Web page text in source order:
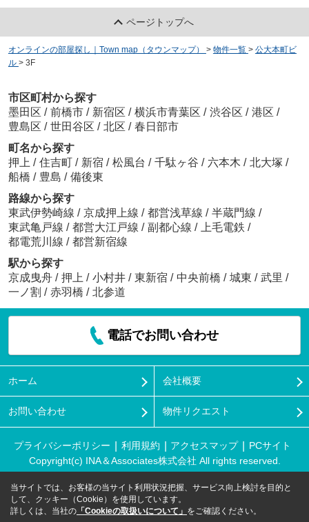
ページトップへ
オンラインの部屋探し｜Town map（タウンマップ） > 物件一覧 > 公大本町ビ
ル > 3F
市区町村から探す
墨田区 / 前橋市 / 新宿区 / 横浜市青葉区 / 渋谷区 / 港区 /
豊島区 / 世田谷区 / 北区 / 春日部市
町名から探す
押上 / 住吉町 / 新宿 / 松風台 / 千駄ヶ谷 / 六本木 / 北大塚 /
船橋 / 豊島 / 備後東
路線から探す
東武伊勢崎線 / 京成押上線 / 都営浅草線 / 半蔵門線 /
東武亀戸線 / 都営大江戸線 / 副都心線 / 上毛電鉄 /
都電荒川線 / 都営新宿線
駅から探す
京成曳舟 / 押上 / 小村井 / 東新宿 / 中央前橋 / 城東 / 武里 /
一ノ割 / 赤羽橋 / 北参道
電話でお問い合わせ
ホーム 会社概要
お問い合わせ 物件リクエスト
プライバシーポリシー 利用規約 アクセスマップ
PCサイト
Copyright(c) INA＆Associates株式会社 All rights reserved.
当サイトでは、お客様の当サイト利用状況把握、サービス向上検討を目的と
して、クッキー（Cookie）を使用しています。
詳しくは、当社の 「Cookieの取扱いについて」 をご確認ください。